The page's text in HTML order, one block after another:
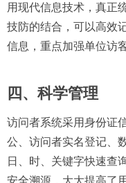
用现代信息技术，真正
技防的结合，可以高效
信息，重点加强单位访
四、科学管理
访问者系统采用身份证
公、访问者实名登记、
日、时、关键字快速查
安全溯源，大大提高了